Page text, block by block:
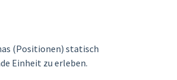
(Positionen) statisch
Einheit zu erleben.